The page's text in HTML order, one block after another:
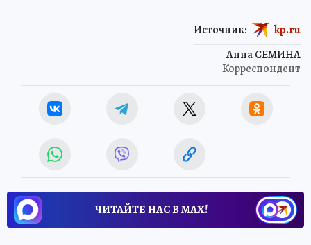
Анна СЕМИНА
Корреспондент
Источник: kp.ru
ЧИТАЙТЕ НАС В МАХ!